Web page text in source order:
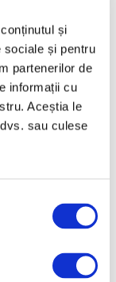
și
sociale și pentru
partenerilor de
informații cu
Aceștia le
sau culese
din
sunt